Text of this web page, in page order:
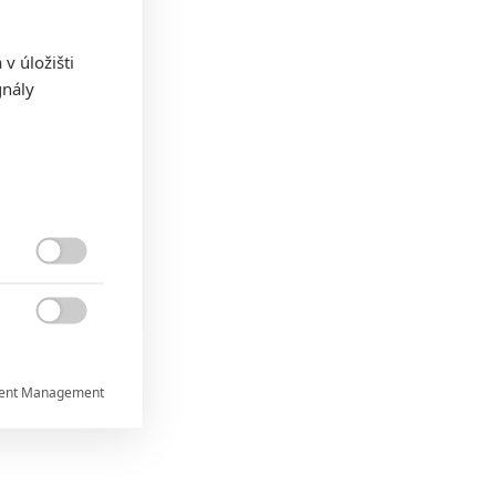
v úložišti

Management